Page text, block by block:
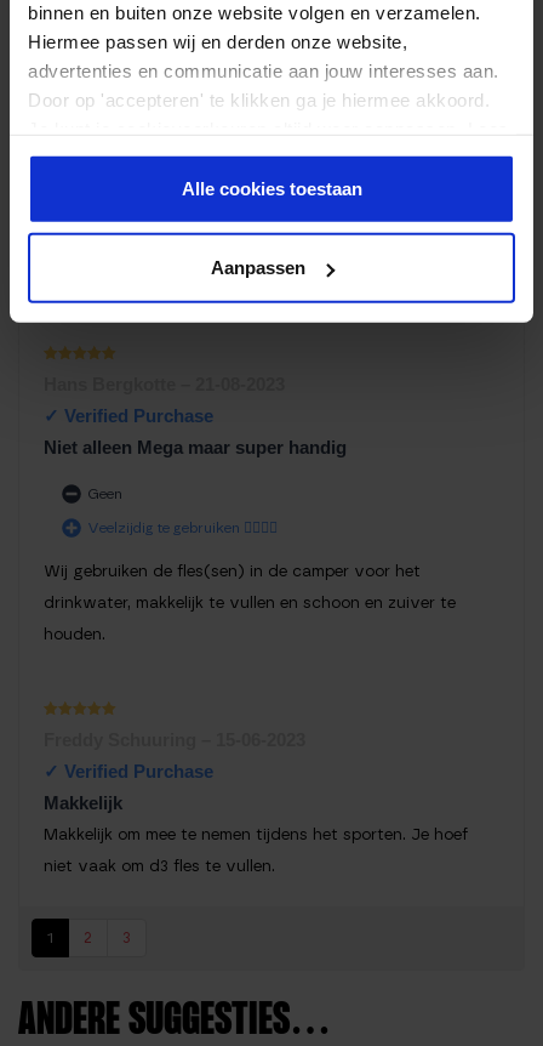
binnen en buiten onze website volgen en verzamelen.
Hiermee passen wij en derden onze website,
advertenties en communicatie aan jouw interesses aan.
Door op 'accepteren' te klikken ga je hiermee akkoord.
er meer over in onsprivacy beleid.
Alle cookies toestaan
Aanpassen
Schrijf review
Waardering
Mooi en zeer handig
Niet alleen Mega maar super handig
Geen
Veelzijdig te gebruiken 👍🏻👍🏻
Wij gebruiken de fles(sen) in de camper voor het
drinkwater, makkelijk te vullen en schoon en zuiver te
houden.
Makkelijk
Makkelijk om mee te nemen tijdens het sporten. Je hoef
niet vaak om d3 fles te vullen.
1 2 3
ANDERE SUGGESTIES…